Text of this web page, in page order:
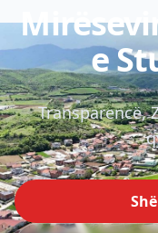
e
Transparencë,